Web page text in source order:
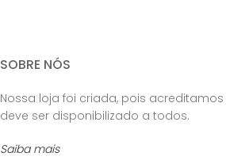
SOBRE NÓS
Nossa loja foi criada, pois
deve ser disponibilizado a todos.
Saiba mais